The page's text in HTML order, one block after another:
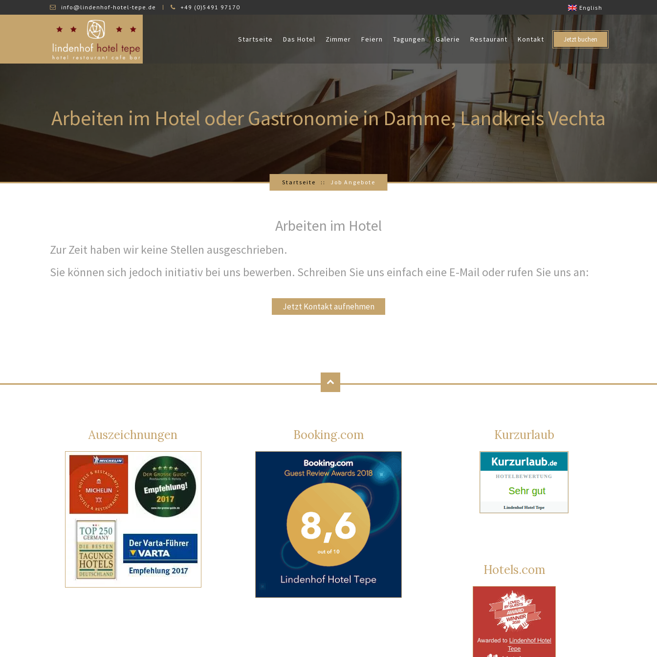
info@lindenhof-hotel-tepe.de +49 (0)5491 97170 English
Jetzt buchen
Startseite Das Hotel Zimmer Feiern Tagungen Galerie Restaurant Kontakt
Arbeiten im Hotel oder Gastronomie in Damme, Landkreis Vechta
Startseite Job Angebote
Arbeiten im Hotel
Zur Zeit haben wir keine Stellen ausgeschrieben.
Sie können sich jedoch initiativ bei uns bewerben. Schreiben Sie uns einfach eine E-Mail oder rufen Sie uns an:
Jetzt Kontakt aufnehmen
Auszeichnungen Booking.com Kurzurlaub
Hotels.com